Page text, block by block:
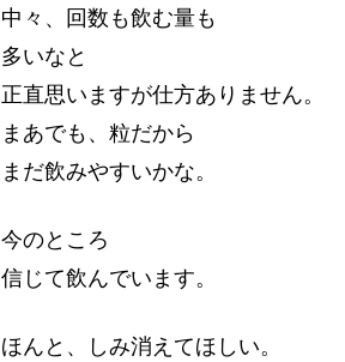
中々、回数も飲む量も
多いなと
正直思いますが仕方ありません。
まあでも、粒だから
まだ飲みやすいかな。
今のところ
信じて飲んでいます。
ほんと、しみ消えてほしい。